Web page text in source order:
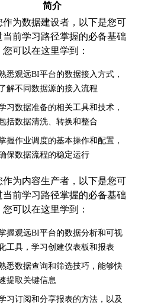
简介
作为数据建设者，以下是您可
当前学习路径掌握的必备基础
您可以在这里学到：
悉观远BI平台的数据接入方式，
解不同数据源的接入流程
习数据准备的相关工具和技术，
括数据清洗、转换和整合
握作业调度的基本操作和配置，
保数据流程的稳定运行
作为内容生产者，以下是您可
当前学习路径掌握的必备基础
您可以在这里学到：
握观远BI平台的数据分析和可视
工具，学习创建仪表板和报表
悉数据查询和筛选技巧，能够快
提取关键信息
习订阅和分享报表的方法，以及